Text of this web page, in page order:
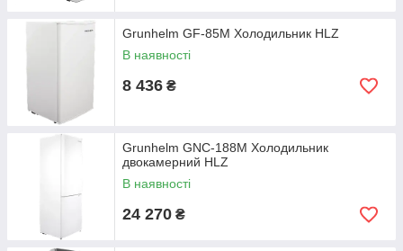
Grunhelm GF-85M Холодильник HLZ
В наявності
8 436 ₴
Grunhelm GNC-188M Холодильник
двокамерний HLZ
В наявності
24 270 ₴